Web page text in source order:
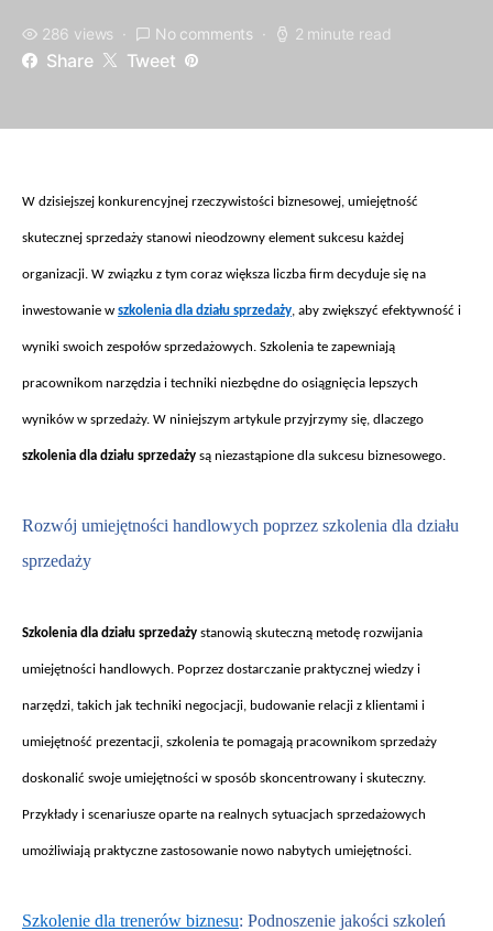
286 views No comments 2 minute read
Share Tweet
W dzisiejszej konkurencyjnej rzeczywistości biznesowej, umiejętność
skutecznej sprzedaży stanowi nieodzowny element sukcesu każdej
organizacji. W związku z tym coraz większa liczba firm decyduje się na
inwestowanie w szkolenia dla działu sprzedaży, aby zwiększyć efektywność i
wyniki swoich zespołów sprzedażowych. Szkolenia te zapewniają
pracownikom narzędzia i techniki niezbędne do osiągnięcia lepszych
wyników w sprzedaży. W niniejszym artykule przyjrzymy się, dlaczego
szkolenia dla działu sprzedaży są niezastąpione dla sukcesu biznesowego.
Rozwój umiejętności handlowych poprzez szkolenia dla działu
sprzedaży
Szkolenia dla działu sprzedaży stanowią skuteczną metodę rozwijania
umiejętności handlowych. Poprzez dostarczanie praktycznej wiedzy i
narzędzi, takich jak techniki negocjacji, budowanie relacji z klientami i
umiejętność prezentacji, szkolenia te pomagają pracownikom sprzedaży
doskonalić swoje umiejętności w sposób skoncentrowany i skuteczny.
Przykłady i scenariusze oparte na realnych sytuacjach sprzedażowych
umożliwiają praktyczne zastosowanie nowo nabytych umiejętności.
Szkolenie dla trenerów biznesu: Podnoszenie jakości szkoleń